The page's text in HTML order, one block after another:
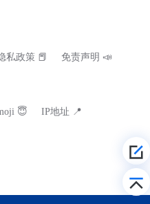
私政策 📕 免责声明 📣
😇 IP地址 📍